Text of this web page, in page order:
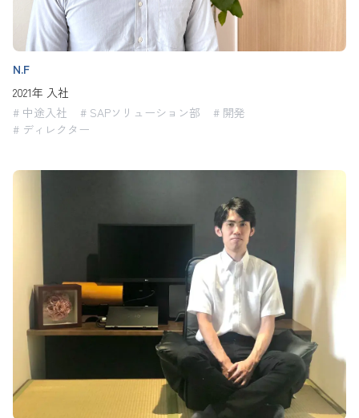
N.F
2021年 入社
# 中途入社
# SAPソリューション部
# 開発
# ディレクター